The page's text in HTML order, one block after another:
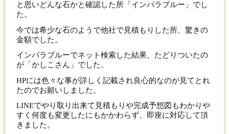
と思いどんな石かと確認した所「インパラブルー」でし
た。
今では希少な石のようで他社で見積もりした所、驚きの
金額でした。
インパラブルーでネット検索した結果、たどりついたの
が「かしこさん」でした。
HPには色々な事が詳しく記載され良心的なのが見てとれ
たのでお願いしました。
LINEでやり取り出来て見積もりや完成予想図もわかりや
すく何度も変更したにもかかわらず、即座に対応して頂
きました。